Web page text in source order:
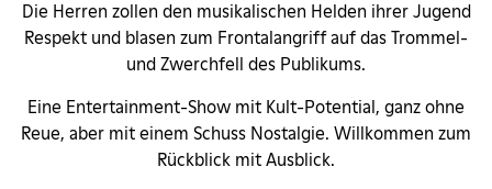
Die Herren zollen den musikalischen Helden ihrer Jugend
Respekt und blasen zum Frontalangriff auf das Trommel-
und Zwerchfell des Publikums.
Eine Entertainment-Show mit Kult-Potential, ganz ohne
Reue, aber mit einem Schuss Nostalgie. Willkommen zum
Rückblick mit Ausblick.